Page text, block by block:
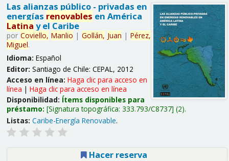
Las alianzas público - privadas en
energías renovables en América
Latina y el Caribe
por Coviello, Manlio | Gollán, Juan | Pérez,
Miguel.
Idioma: Español
Editor: Santiago de Chile: CEPAL, 2012
Acceso en línea: Haga clic para acceso en
línea | Haga clic para acceso en línea
Disponibilidad: Ítems disponibles para
préstamo: Signatura topográfica: 333.793/C8737 (2).
Listas: Caribe-Energía Renovable.
Hacer reserva